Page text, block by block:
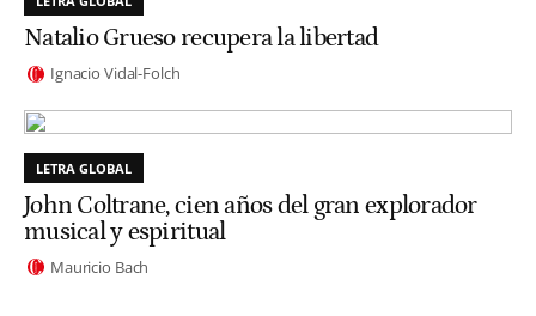
Natalio Grueso recupera la libertad
Ignacio Vidal-Folch
LETRA GLOBAL
John Coltrane, cien años del gran explorador
musical y espiritual
Mauricio Bach